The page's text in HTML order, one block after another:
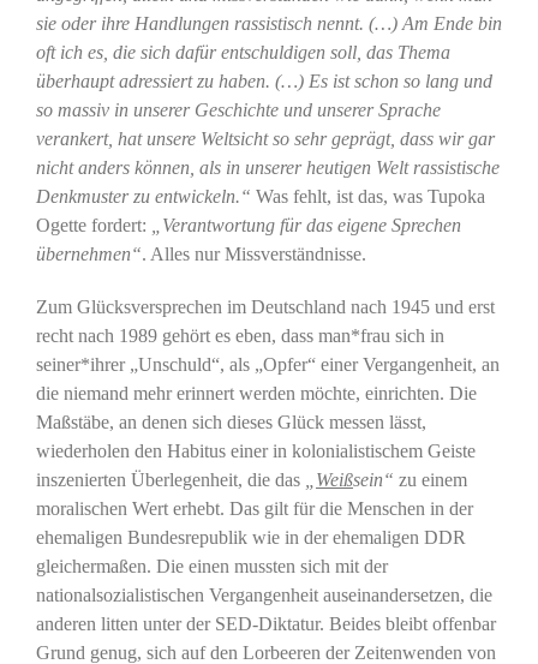
sie oder ihre Handlungen rassistisch nennt. (…) Am Ende bin
oft ich es, die sich dafür entschuldigen soll, das Thema
überhaupt adressiert zu haben. (…) Es ist schon so lang und
so massiv in unserer Geschichte und unserer Sprache
verankert, hat unsere Weltsicht so sehr geprägt, dass wir gar
nicht anders können, als in unserer heutigen Welt rassistische
Denkmuster zu entwickeln.“ Was fehlt, ist das, was Tupoka
Ogette fordert:
„Verantwortung für das eigene Sprechen
übernehmen“. Alles nur Missverständnisse.
Zum Glücksversprechen im Deutschland nach 1945 und erst
recht nach 1989 gehört es eben, dass man*frau sich in
seiner*ihrer „Unschuld“, als „Opfer“ einer Vergangenheit, an
die niemand mehr erinnert werden möchte, einrichten. Die
Maßstäbe, an denen sich dieses Glück messen lässt,
wiederholen den Habitus einer in kolonialistischem Geiste
inszenierten Überlegenheit, die das
Weißsein“ zu einem
moralischen Wert erhebt. Das gilt für die Menschen in der
ehemaligen Bundesrepublik wie in der ehemaligen DDR
gleichermaßen. Die einen mussten sich mit der
nationalsozialistischen Vergangenheit auseinandersetzen, die
anderen litten unter der SED-Diktatur. Beides bleibt offenbar
Grund genug, sich auf den Lorbeeren der Zeitenwenden von